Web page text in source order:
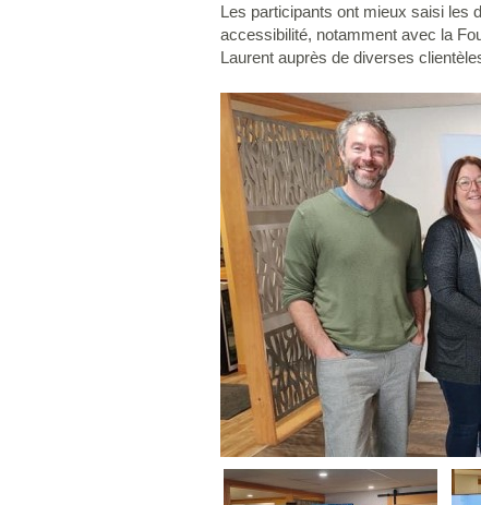
Les participants ont mieux saisi les
accessibilité, notamment avec la
Laurent auprès de diverses